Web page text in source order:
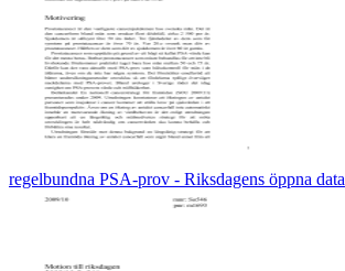
regelbundna PSA-prov - Riksdagens öppna data